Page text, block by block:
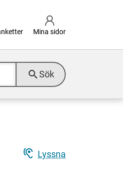
Mina sidor
search Sök
hearing Lyssna